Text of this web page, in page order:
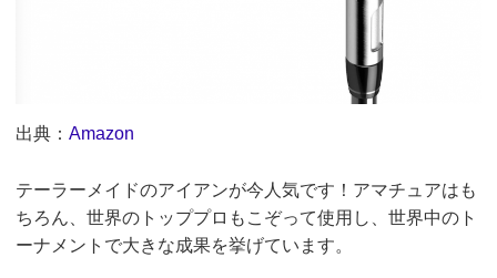
出典： Amazon
テーラーメイドのアイアンが今人気です！アマチュアはも
ちろん、世界のトッププロもこぞって使用し、世界中のト
ーナメントで大きな成果を挙げています。